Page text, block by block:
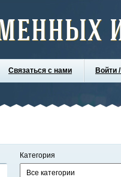
Связаться с нами Войти
Категория